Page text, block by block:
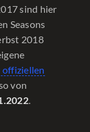
sind hier
Seasons
2018
von
.